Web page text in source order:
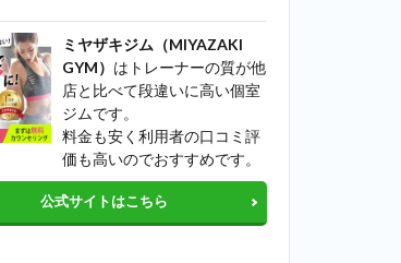
ミヤザキジム（MIYAZAKI
GYM） はトレーナーの質が他
店と比べて段違いに高い個室
ジムです。
料金も安く利用者の口コミ評
価も高いのでおすすめです。
公式サイトはこちら